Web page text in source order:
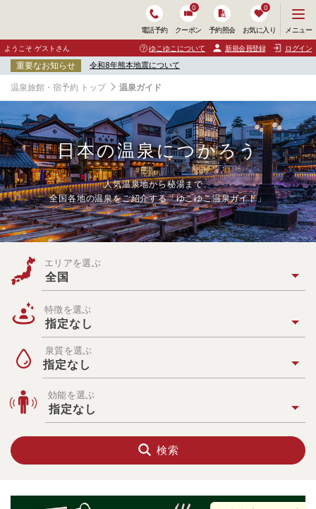
電話予約 クーポン
0
予約照会 お気に入り
0
ニ
ュ
ー
開
メニュー
ようこそ ゲストさん ゆこゆこについて 新規会員登録 ログイン
重要なお知らせ 令和8年熊本地震について
温泉旅館・宿予約 トップ 温泉ガイド
日本の温泉につかろう
人気温泉地から秘湯まで、
全国各地の温泉をご紹介する「ゆこゆこ温泉ガイド」
エリアを選ぶ
全国
特徴を選ぶ
指定なし
泉質を選ぶ
指定なし
効能を選ぶ
指定なし
検索